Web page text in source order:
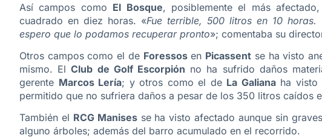
Así campos como El Bosque, posiblemente el más
cuadrado en diez horas. «Fue terrible, 500 litros en 10
espero que lo podamos recuperar pronto»; comentaba su
Otros campos como el de Foressosen Picassent se ha visto
mismo. ElClub de Golf Escorpión no ha sufrido daños
gerente Marcos Lería; y otros como el de La Galianaha visto
permitido que no sufriera daños a pesar de los 350 litros caídos
También el RCG Manisesse ha visto afectado aunque sin
alguno árboles; además del barro acumulado en el recorrido.